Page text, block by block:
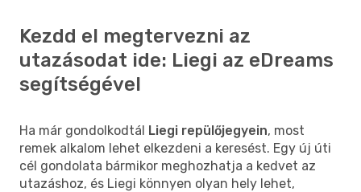
Kezdd el megtervezni az
utazásodat ide: Liegi az eDreams
segítségével
Ha már gondolkodtál Liegi repülőjegyein, most
remek alkalom lehet elkezdeni a keresést. Egy új úti
cél gondolata bármikor meghozhatja a kedvet az
utazáshoz, és Liegi könnyen olyan hely lehet,